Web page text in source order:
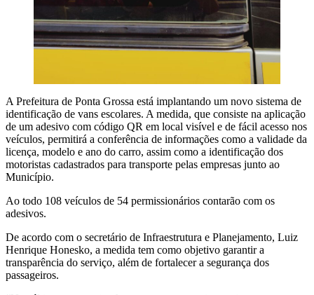
A Prefeitura de Ponta Grossa está implantando um novo sistema de
identificação de vans escolares. A medida, que consiste na aplicação
de um adesivo com código QR em local visível e de fácil acesso nos
veículos, permitirá a conferência de informações como a validade da
licença, modelo e ano do carro, assim como a identificação dos
motoristas cadastrados para transporte pelas empresas junto ao
Município.
Ao todo 108 veículos de 54 permissionários contarão com os
adesivos.
De acordo com o secretário de Infraestrutura e Planejamento, Luiz
Henrique Honesko, a medida tem como objetivo garantir a
transparência do serviço, além de fortalecer a segurança dos
passageiros.